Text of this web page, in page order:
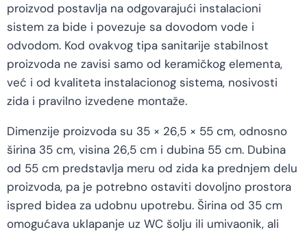
proizvod postavlja na odgovarajući instalacioni
sistem za bide i povezuje sa dovodom vode i
odvodom. Kod ovakvog tipa sanitarije stabilnost
proizvoda ne zavisi samo od keramičkog elementa,
već i od kvaliteta instalacionog sistema, nosivosti
zida i pravilno izvedene montaže.
Dimenzije proizvoda su 35 × 26,5 × 55 cm, odnosno
širina 35 cm, visina 26,5 cm i dubina 55 cm. Dubina
od 55 cm predstavlja meru od zida ka prednjem delu
proizvoda, pa je potrebno ostaviti dovoljno prostora
ispred bidea za udobnu upotrebu. Širina od 35 cm
omogućava uklapanje uz WC šolju ili umivaonik, ali